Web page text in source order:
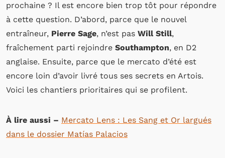
prochaine ? Il est encore bien trop tôt pour répondre
à cette question. D’abord, parce que le nouvel
entraîneur, Pierre Sage, n’est pas Will Still,
fraîchement parti rejoindre Southampton, en D2
anglaise. Ensuite, parce que le mercato d’été est
encore loin d’avoir livré tous ses secrets en Artois.
Voici les chantiers prioritaires qui se profilent.
À lire aussi – Mercato Lens : Les Sang et Or largués
dans le dossier Matías Palacios